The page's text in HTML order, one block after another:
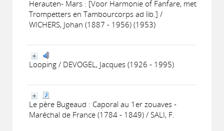
Herauten- Mars : [Voor Harmonie of Fanfare, met
Trompetters en Tambourcorps ad lib.] /
WICHERS, Johan (1887 - 1956) (1953)
Looping / DEVOGEL, Jacques (1926 - 1995)
Le père Bugeaud : Caporal au 1er zouaves -
Maréchal de France (1784 - 1849) / SALI, F.